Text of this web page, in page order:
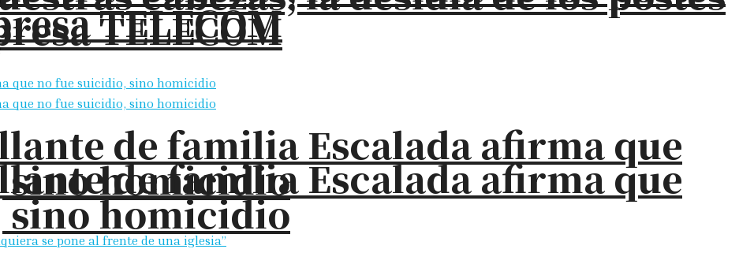
TELECOM
de familia Escalada afirma que
sino homicidio
TELECOM
de familia Escalada afirma que
sino homicidio